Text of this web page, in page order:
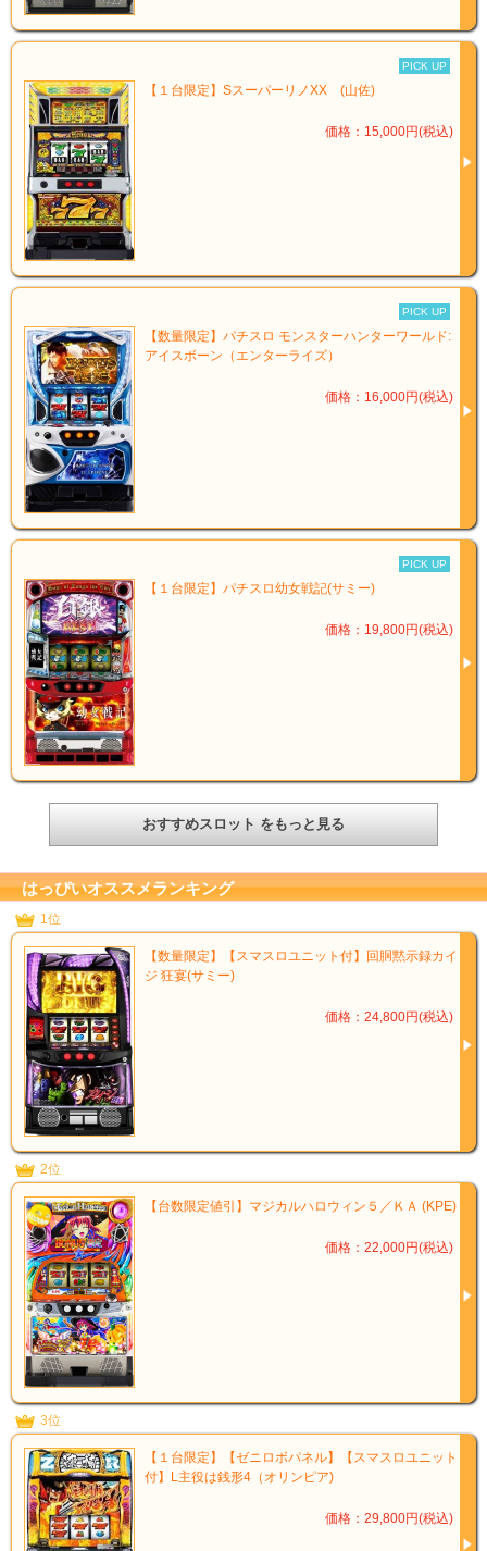
PICK UP
【１台限定】SスーパーリノXX (山佐)
価格：15,000円(税込)
PICK UP
【数量限定】パチスロ モンスターハンターワールド:
アイスボーン（エンターライズ）
価格：16,000円(税込)
PICK UP
【１台限定】パチスロ幼女戦記(サミー)
価格：19,800円(税込)
おすすめスロット をもっと見る
はっぴいオススメランキング
1位
【数量限定】【スマスロユニット付】回胴黙示録カイ
ジ 狂宴(サミー)
価格：24,800円(税込)
2位
【台数限定値引】マジカルハロウィン５／ＫＡ (KPE)
価格：22,000円(税込)
3位
【１台限定】【ゼニロボパネル】【スマスロユニット
付】L主役は銭形4（オリンピア)
価格：29,800円(税込)